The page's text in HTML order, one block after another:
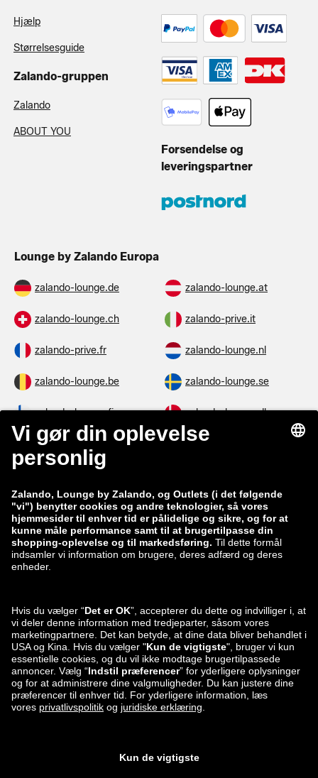
Hjælp
Størrelsesguide
Zalando-gruppen
Zalando
ABOUT YOU
Forsendelse og
leveringspartner
Lounge by Zalando Europa
zalando-lounge.de zalando-lounge.at
zalando-lounge.ch zalando-prive.it
zalando-prive.fr zalando-lounge.nl
zalando-lounge.be zalando-lounge.se
zalando-lounge.fi zalando-lounge.dk
zalando-lounge.co.uk zalando-lounge.pl
zalando-lounge.lt zalando-lounge.sk
zalando-lounge.ro zalando-lounge.hr
zalando-lounge.si
zalando-lounge.lv zalando-lounge.no
Du kan også
finde os på